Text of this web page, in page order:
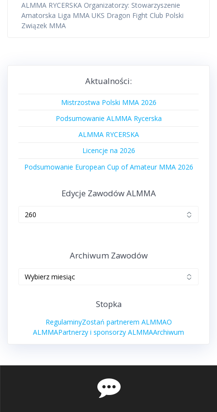
ALMMA RYCERSKA Organizatorzy: Stowarzyszenie
Amatorska Liga MMA UKS Dragon Fight Club Polski
Związek MMA
Aktualności:
Mistrzostwa Polski MMA 2026
Podsumowanie ALMMA Rycerska
ALMMA RYCERSKA
Licencje na 2026
Podsumowanie European Cup of Amateur MMA 2026
Edycje Zawodów ALMMA
Archiwum Zawodów
Stopka
RegulaminyZostań partnerem ALMMAO
ALMMAPartnerzy i sponsorzy ALMMAArchiwum